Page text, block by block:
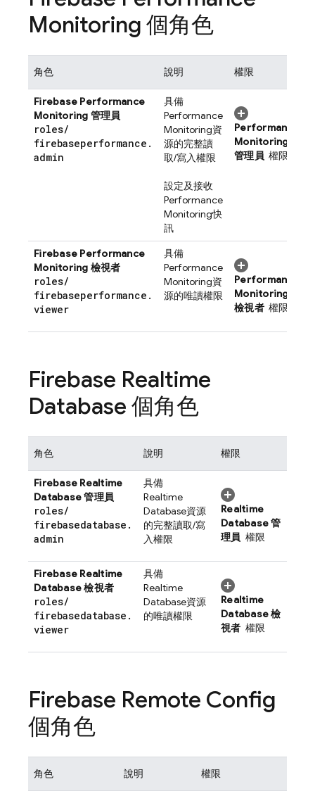
Monitoring 個角色
角色 說明 權限
Firebase Performance
Monitoring 管理員
roles/
firebaseperformance .
admin
具備
Performance
Monitoring資
源的完整讀
取/寫入權限
設定及接收
Performance
Monitoring快
訊
Performance
Monitoring
管理員 權限
Firebase Performance
Monitoring 檢視者
roles/
firebaseperformance .
viewer
具備
Performance
Monitoring資
源的唯讀權限
Performance
Monitoring
檢視者權限
Firebase Realtime
Database 個角色
角色 說明 權限
Firebase Realtime
Database管理員
roles/
firebasedatabase .
admin
具備
Realtime
Database資源
的完整讀取/寫
入權限
Realtime
Database管
理員 權限
Firebase Realtime
Database檢視者
roles/
firebasedatabase .
viewer
具備
Realtime
Database資源
的唯讀權限
Realtime
Database檢
視者 權限
Firebase Remote Config
個角色
角色 說明 權限